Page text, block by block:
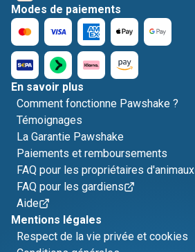
Modes de paiements
En savoir plus
Comment fonctionne Pawshake ?
Témoignages
La Garantie Pawshake
Paiements et remboursements
FAQ pour les propriétaires d'animaux
FAQ pour les gardiens
Aide
Mentions légales
Respect de la vie privée et cookies